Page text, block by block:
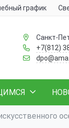
график
Санкт-
+7(812)